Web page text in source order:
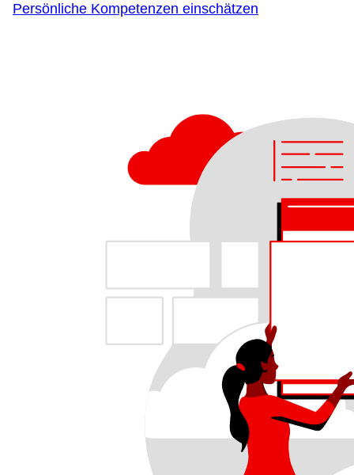
Persönliche Kompetenzen einschätzen